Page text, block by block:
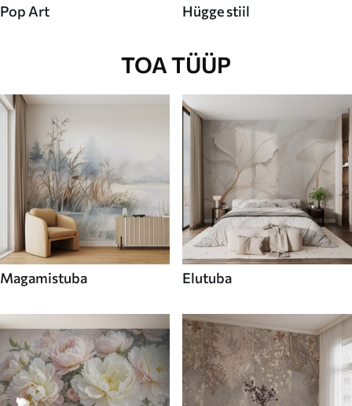
Pop Art Hügge stiil
TOA TÜÜP
Magamistuba Elutuba